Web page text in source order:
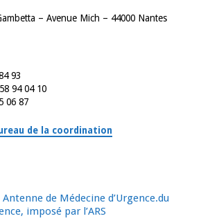
– Avenue Mich – 44000 Nantes
93
94 04 10
06 87
de la coordination
de Médecine d’Urgence.du
imposé par l’ARS